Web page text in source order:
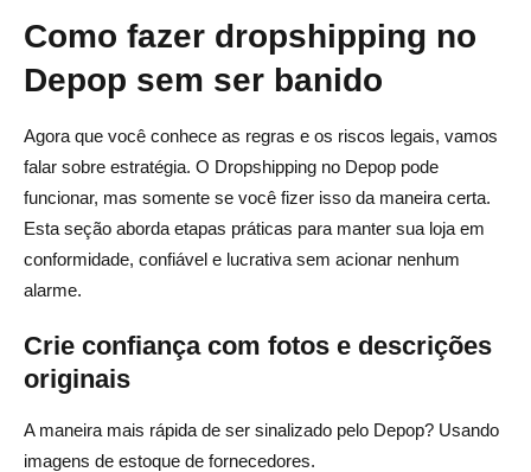
Como fazer dropshipping no
Depop sem ser banido
Agora que você conhece as regras e os riscos legais, vamos
falar sobre estratégia. O Dropshipping no Depop pode
funcionar, mas somente se você fizer isso da maneira certa.
Esta seção aborda etapas práticas para manter sua loja em
conformidade, confiável e lucrativa sem acionar nenhum
alarme.
Crie confiança com fotos e descrições
originais
A maneira mais rápida de ser sinalizado pelo Depop? Usando
imagens de estoque de fornecedores.